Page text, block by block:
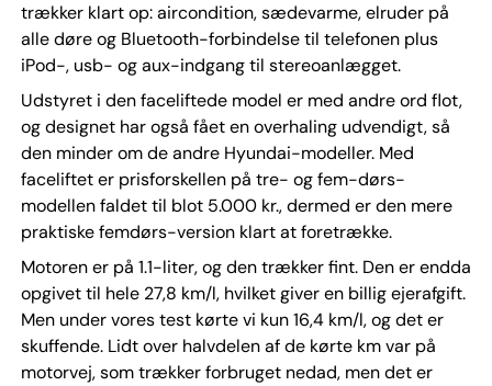
trækker klart op: aircondition, sædevarme, elruder på
alle døre og Bluetooth-forbindelse til telefonen plus
iPod-, usb- og aux-indgang til stereoanlægget.
Udstyret i den faceliftede model er med andre ord flot,
og designet har også fået en overhaling udvendigt, så
den minder om de andre Hyundai-modeller. Med
faceliftet er prisforskellen på tre- og fem-dørs-
modellen faldet til blot 5.000 kr., dermed er den mere
praktiske femdørs-version klart at foretrække.
Motoren er på 1.1-liter, og den trækker fint. Den er endda
opgivet til hele 27,8 km/l, hvilket giver en billig ejerafgift.
Men under vores test kørte vi kun 16,4 km/l, og det er
skuffende. Lidt over halvdelen af de kørte km var på
motorvej, som trækker forbruget nedad, men det er